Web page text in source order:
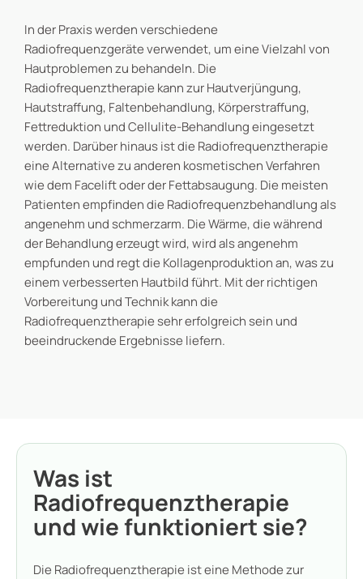
In der Praxis werden verschiedene
Radiofrequenzgeräte verwendet, um eine Vielzahl von
Hautproblemen zu behandeln. Die
Radiofrequenztherapie kann zur Hautverjüngung,
Hautstraffung, Faltenbehandlung, Körperstraffung,
Fettreduktion und Cellulite-Behandlung eingesetzt
werden. Darüber hinaus ist die Radiofrequenztherapie
eine Alternative zu anderen kosmetischen Verfahren
wie dem Facelift oder der Fettabsaugung. Die meisten
Patienten empfinden die Radiofrequenzbehandlung als
angenehm und schmerzarm. Die Wärme, die während
der Behandlung erzeugt wird, wird als angenehm
empfunden und regt die Kollagenproduktion an, was zu
einem verbesserten Hautbild führt. Mit der richtigen
Vorbereitung und Technik kann die
Radiofrequenztherapie sehr erfolgreich sein und
beeindruckende Ergebnisse liefern.
Was ist
Radiofrequenztherapie
und wie funktioniert sie?
Die Radiofrequenztherapie ist eine Methode zur